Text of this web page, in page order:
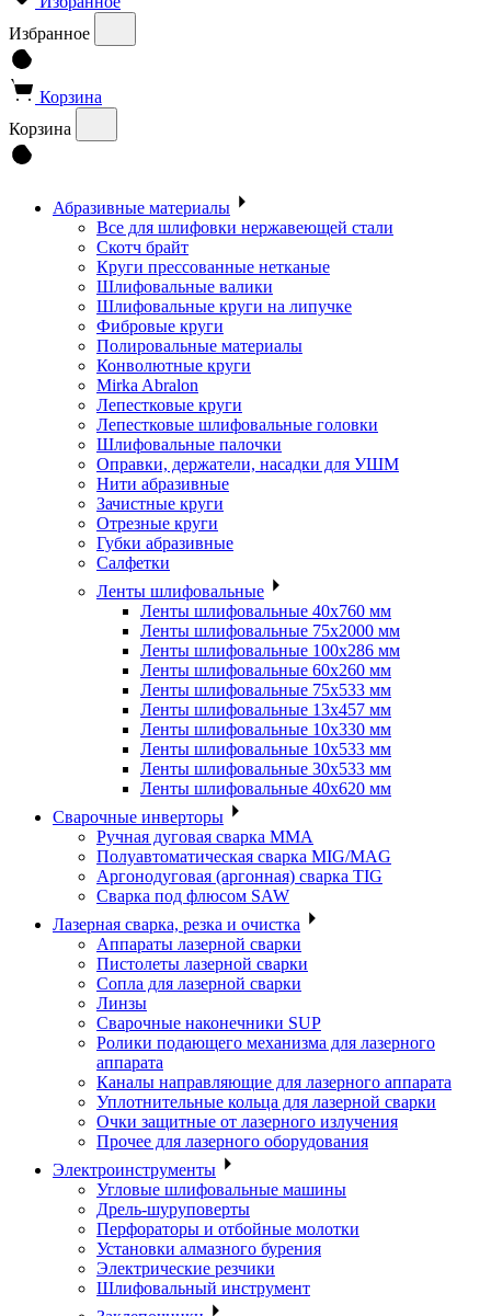
Избранное
Корзина
Корзина
Абразивные материалы
Все для шлифовки нержавеющей стали
Скотч брайт
Круги прессованные нетканые
Шлифовальные валики
Шлифовальные круги на липучке
Фибровые круги
Полировальные материалы
Конволютные круги
Mirka Abralon
Лепестковые круги
Лепестковые шлифовальные головки
Шлифовальные палочки
Оправки, держатели, насадки для УШМ
Нити абразивные
Зачистные круги
Отрезные круги
Губки абразивные
Салфетки
Ленты шлифовальные
Ленты шлифовальные 40х760 мм
Ленты шлифовальные 75х2000 мм
Ленты шлифовальные 100х286 мм
Ленты шлифовальные 60х260 мм
Ленты шлифовальные 75х533 мм
Ленты шлифовальные 13х457 мм
Ленты шлифовальные 10х330 мм
Ленты шлифовальные 10х533 мм
Ленты шлифовальные 30х533 мм
Ленты шлифовальные 40х620 мм
Сварочные инверторы
Ручная дуговая сварка MMA
Полуавтоматическая сварка MIG/MAG
Аргонодуговая (аргонная) сварка TIG
Сварка под флюсом SAW
Лазерная сварка, резка и очистка
Аппараты лазерной сварки
Пистолеты лазерной сварки
Сопла для лазерной сварки
Линзы
Сварочные наконечники SUP
Ролики подающего механизма для лазерного
аппарата
Каналы направляющие для лазерного аппарата
Уплотнительные кольца для лазерной сварки
Очки защитные от лазерного излучения
Прочее для лазерного оборудования
Электроинструменты
Угловые шлифовальные машины
Дрель-шуруповерты
Перфораторы и отбойные молотки
Установки алмазного бурения
Электрические резчики
Шлифовальный инструмент